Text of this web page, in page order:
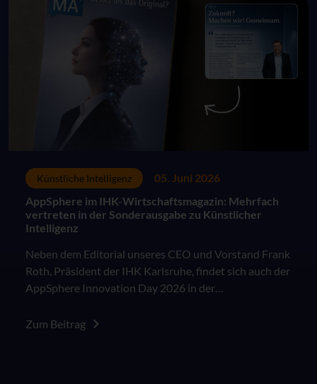
Künstliche Intelligenz
05. Juni 2026
AppSphere im IHK-Wirtschaftsmagazin: Mehrfach
vertreten in der Sonderausgabe zu Künstlicher
Intelligenz
Neben dem Editorial unseres CEO und Vorstand Frank
Roth, Präsident der IHK Karlsruhe, findet sich auch der
AppSphere Innovation Day 2026 in der
der Arbeitswelt: Besser als das Original?".
Zum Beitrag